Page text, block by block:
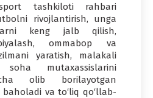
tashkiloti rahbari
rivojlantirish, unga
keng jalb qilish,
ommabop va
yaratish, malakali
mutaxassislarini
olib borilayotgan
va to‘liq qo‘llab-